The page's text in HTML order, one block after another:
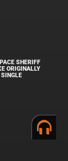
SHERIFF
ORIGINALLY